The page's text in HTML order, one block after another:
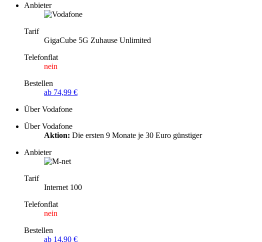
Anbieter
Tarif
GigaCube 5G Zuhause Unlimited
Telefonflat
nein
Bestellen
ab 74,99 €
Über Vodafone
Über Vodafone
Aktion: Die ersten 9 Monate je 30 Euro günstiger
Anbieter
Tarif
Internet 100
Telefonflat
nein
Bestellen
ab 14,90 €